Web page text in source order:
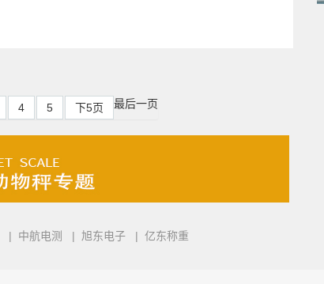
4 5 下5页 最后一页
| 中航电测 | 旭东电子 | 亿东称重